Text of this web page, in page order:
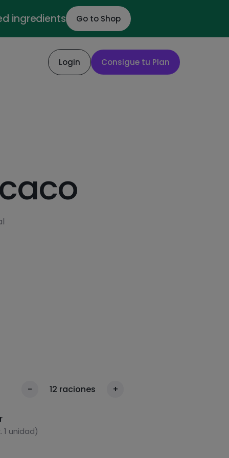
ingredients Go to Shop
Login Consigue tu Plan
- 12 raciones +
1 unidad)